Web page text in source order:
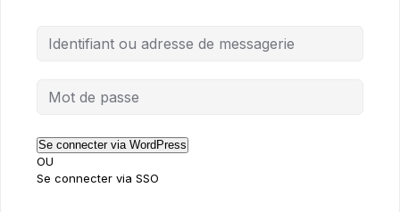
OU
Se connecter via SSO